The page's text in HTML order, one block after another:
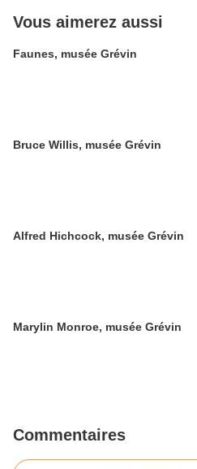
Vous aimerez aussi
Faunes, musée Grévin
Bruce Willis, musée Grévin
Alfred Hichcock, musée Grévin
Marylin Monroe, musée Grévin
Commentaires